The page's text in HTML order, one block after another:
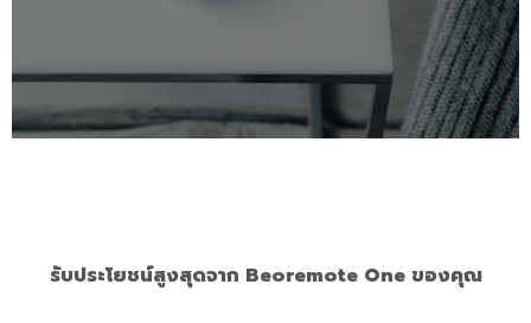
รับประโยชน์สูงสุดจาก Beoremote One ของคุณ